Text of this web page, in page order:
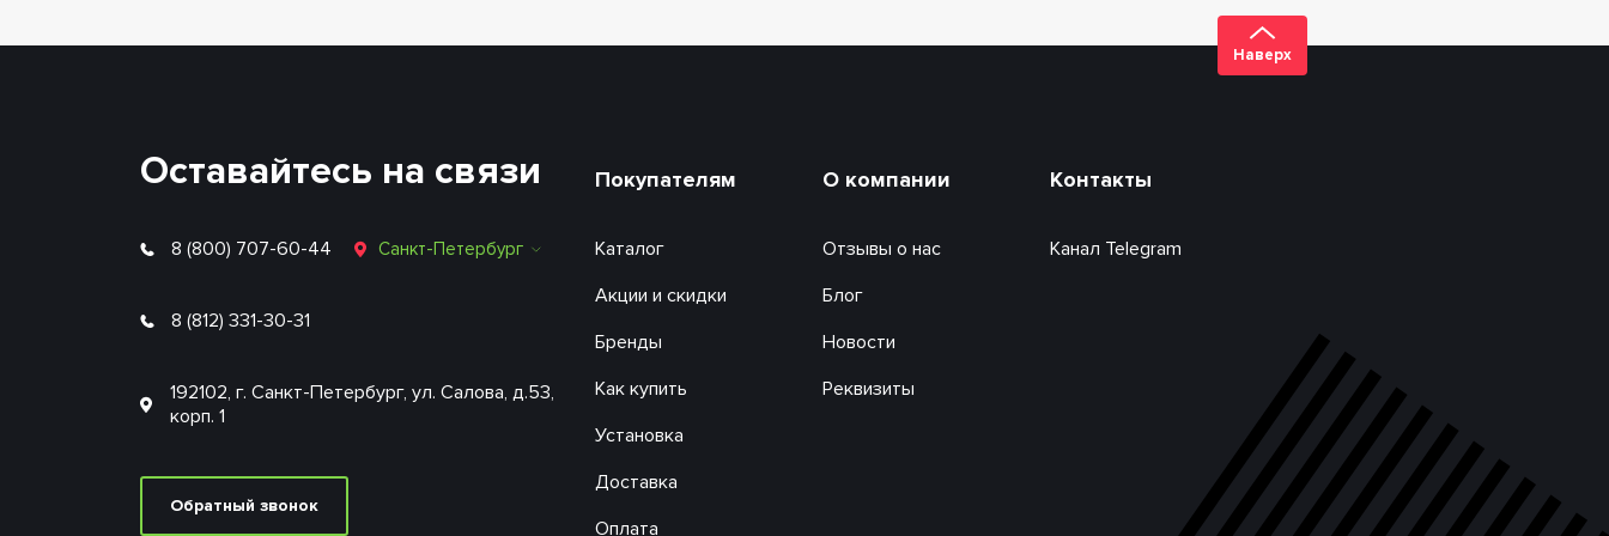
Наверх
Оставайтесь на связи
8 (800) 707-60-44 Санкт-Петербург
8 (812) 331-30-31
192102, г. Санкт-Петербург, ул. Салова, д.53,
корп. 1
Обратный звонок
Покупателям
Каталог
Акции и скидки
Бренды
Как купить
Установка
Доставка
Оплата
О компании
Отзывы о нас
Блог
Новости
Реквизиты
Контакты
Канал Telegram